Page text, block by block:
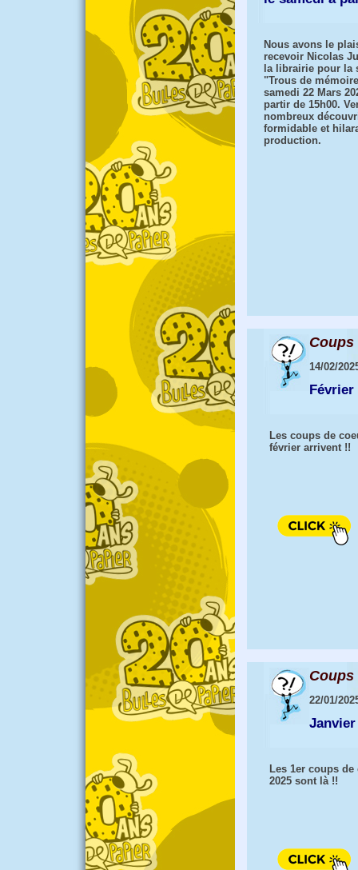
Nous avons le
recevoir Nicolas
la librairie pour la
"Trous de
samedi 22 Mars
partir de 15h00.
nombreux
formidable et
production.
Coups
14/02/
Février
Les coups de
février arrivent !!
Coups
22/01/
Janvier
Les 1er coups de
2025 sont là !!